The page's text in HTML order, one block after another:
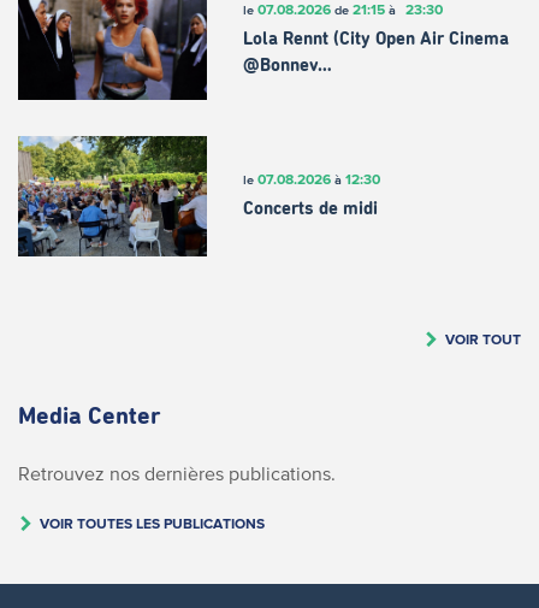
le 07.08.2026de 21:15à 23:30
Lola Rennt (City Open Air Cinema
@Bonnev…
le 07.08.2026à 12:30
Concerts de midi
VOIR TOUT
Media Center
Retrouvez nos dernières publications.
VOIR TOUTES LES PUBLICATIONS